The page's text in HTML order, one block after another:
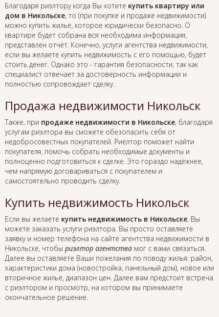
Благодаря риэлтору когда Вы хотите купить квартиру или
дом в Никольске, то (при покупке и продаже недвижимости)
можно купить жильё, которое юридически безопасно. О
квартире будет собрана вся необходима информация,
представлен отчёт. Конечно, услуги агентства недвижимости,
если вы желаете купить недвижимость с его помощью, будет
стоить денег. Однако это - гарантия безопасности, так как
специалист отвечает за достоверность информации и
полностью сопровождает сделку.
Продажа недвижимости Никольск
Также, при продаже недвижимости в Никольске, благодаря
услугам риэлтора вы сможете обезопасить себя от
недобросовестных покупателей. Риелтор поможет найти
покупателя, помочь собрать необходимые документы и
полноценно подготовиться к сделке. Это гораздо надёжнее,
чем напрямую договариваться с покупателем и
самостоятельно проводить сделку.
Купить недвижимость Никольск
Если вы желаете купить недвижимость в Никольске, Вы
можете заказать услуги риэлтора. Вы просто оставляете
заявку и номер телефона на сайте агентства недвижимости в
Никольске, чтобы риэлтор агентства мог с вами связаться.
Далее вы оставляете Ваши пожелания по поводу жилья: район,
характеристики дома (новостройка, панельный дом), новое или
вторичное жильё, диапазон цен. Далее вам предстоит встреча
с риэлтором и просмотр, на котором вы принимаете
окончательное решение.